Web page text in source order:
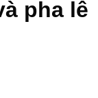
pha lê